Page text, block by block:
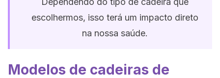
escolhermos, isso terá um impacto direto
na nossa saúde.
Modelos de cadeiras de